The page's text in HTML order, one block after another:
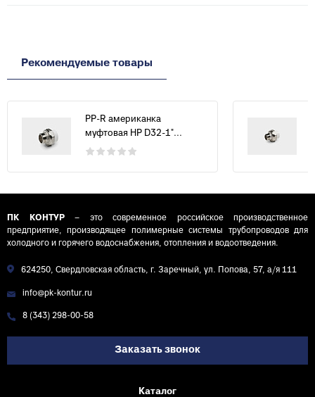
Рекомендуемые товары
PP-R американка
муфтовая НР D32-1"...
ПК КОНТУР– это современное российское производственное
предприятие, производящее полимерные системы трубопроводов для
холодного и горячего водоснабжения, отопления и водоотведения.
624250, Свердловская область, г. Заречный, ул. Попова, 57, а/я 111
info@pk-kontur.ru
8 (343) 298-00-58
Заказать звонок
Каталог